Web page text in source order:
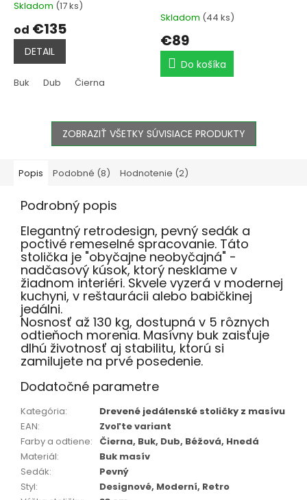
Priemerné
produktu
je
5,0
z
5
hviezdičiek.
Skladom (17 ks)
od €135
DETAIL
Buk Dub Čierna
Skladom (44 ks)
€89
Do košíka
ZOBRAZIŤ VŠETKY SÚVISIACE PRODUKTY
Popis Podobné (8) Hodnotenie (2)
Podrobný popis
Elegantný retrodesign, pevný sedák a
poctivé remeselné spracovanie. Táto
stolička je "obyčajne neobyčajná" -
nadčasový kúsok, ktorý nesklame v
žiadnom interiéri. Skvele vyzerá v modernej
kuchyni, v reštaurácii alebo babičkinej
jedálni.
Nosnosť až 130 kg, dostupná v 5 rôznych
odtieňoch morenia. Masívny buk zaisťuje
dlhú životnosť aj stabilitu, ktorú si
zamilujete na prvé posedenie.
Dodatočné parametre
Kategória:
Drevené jedálenské stoličky z masívu
EAN:
Zvoľte variant
Farby a odtiene:
Čierna, Buk, Dub, Béžová, Hnedá
Materiál:
Buk masív
Sedák:
Pevný
Styl:
Designové, Moderní, Retro